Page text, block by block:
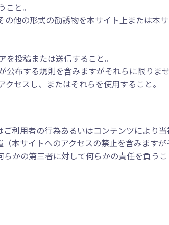
と。
他の形式の勧誘物を本サイト上または本
投稿または送信すること。
布する規則を含みますがそれらに限りま
セスし、またはそれらを使用すること。
利用者の行為あるいはコンテンツにより
本サイトへのアクセスの禁止を含みます
かの第三者に対して何らかの責任を負う